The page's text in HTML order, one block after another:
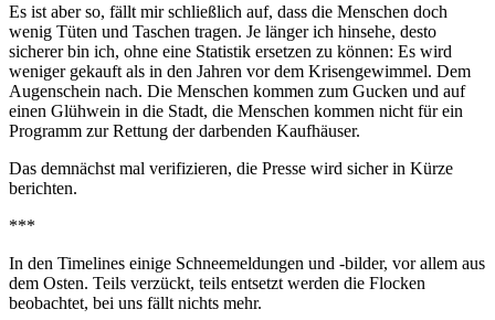
Es ist aber so, fällt mir schließlich auf, dass die Menschen doch
wenig Tüten und Taschen tragen. Je länger ich hinsehe, desto
sicherer bin ich, ohne eine Statistik ersetzen zu können: Es wird
weniger gekauft als in den Jahren vor dem Krisengewimmel. Dem
Augenschein nach. Die Menschen kommen zum Gucken und auf
einen Glühwein in die Stadt, die Menschen kommen nicht für ein
Programm zur Rettung der darbenden Kaufhäuser.
Das demnächst mal verifizieren, die Presse wird sicher in Kürze
berichten.
***
In den Timelines einige Schneemeldungen und -bilder, vor allem aus
dem Osten. Teils verzückt, teils entsetzt werden die Flocken
beobachtet, bei uns fällt nichts mehr.